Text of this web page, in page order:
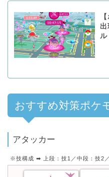
ル
おすすめ対策ポケ
アタッカー
※技構成 ➡︎ 上段：技1／中段：技2